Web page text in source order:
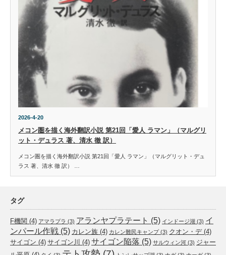
2026-4-20
メコン圏を描く海外翻訳小説 第21回「愛人 ラマン」（マルグリ
ット・デュラス 著、清水 徹 訳）
メコン圏を描く海外翻訳小説 第21回「愛人 ラマン」（マルグリット・デュ
ラス 著、清水 徹 訳） …
タグ
F機関 (4) アマラプラ (3) アランヤプラテート (5) インドージ湖 (3) イ
ンパール作戦 (5) カレン族 (4) カレン難民キャンプ(3) クオン・デ(4)
サイゴン (4) サイゴン川 (4) サイゴン陥落 (5) サルウィン河 (3) ジャー